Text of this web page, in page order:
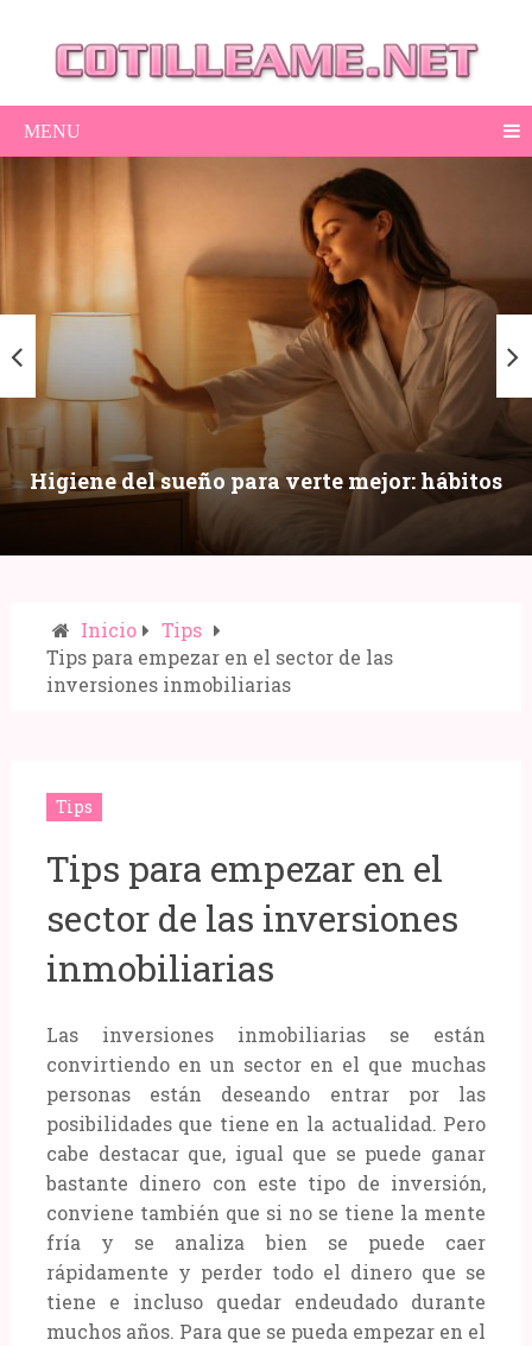
MENU
Higiene del sueño para verte mejor: hábitos
nocturnos que mejoran piel, ojeras y energía
Compartir:
Inicio
Tips
Tips para empezar en el sector de las
inversiones inmobiliarias
Tips
Tips para empezar en el
sector de las inversiones
inmobiliarias
Las inversiones inmobiliarias se están
convirtiendo en un sector en el que muchas
personas están deseando entrar por las
posibilidades que tiene en la actualidad. Pero
cabe destacar que, igual que se puede ganar
bastante dinero con este tipo de inversión,
conviene también que si no se tiene la mente
fría y se analiza bien se puede caer
rápidamente y perder todo el dinero que se
tiene e incluso quedar endeudado durante
muchos años. Para que se pueda empezar en el